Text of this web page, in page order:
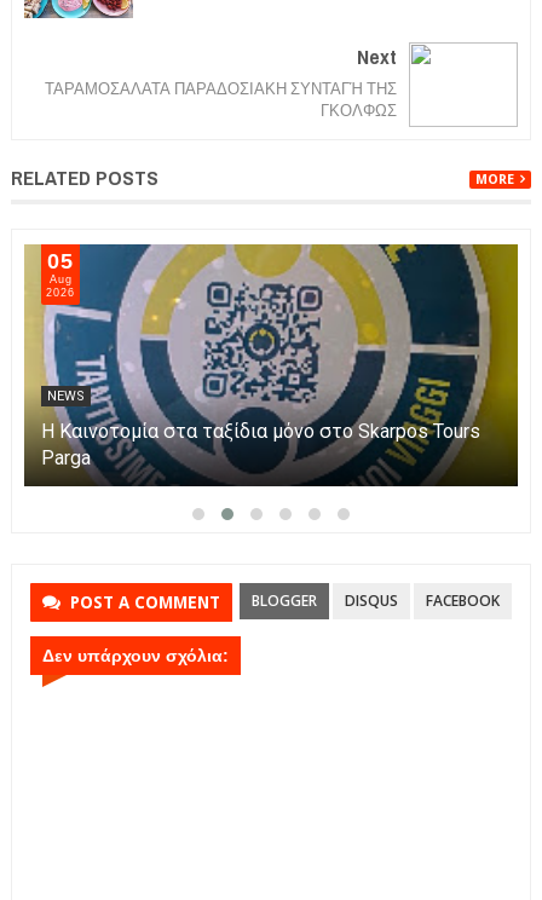
Next
ΤΑΡΑΜΟΣΑΛΑΤΑ ΠΑΡΑΔΟΣΙΑΚΗ ΣΥΝΤΑΓΉ ΤΗΣ
ΓΚΟΛΦΩΣ
RELATED POSTS MORE
05
Aug
2026
NEWS
Η Καινοτομία στα ταξίδια μόνο στο Skarpos Tours
Parga
POST A COMMENT BLOGGER DISQUS FACEBOOK
Δεν υπάρχουν σχόλια: